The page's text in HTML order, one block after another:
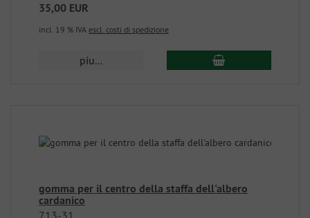
35,00 EUR
incl. 19 % IVA escl. costi di spedizione
piu...
gomma per il centro della staffa dell'albero
cardanico
713-31